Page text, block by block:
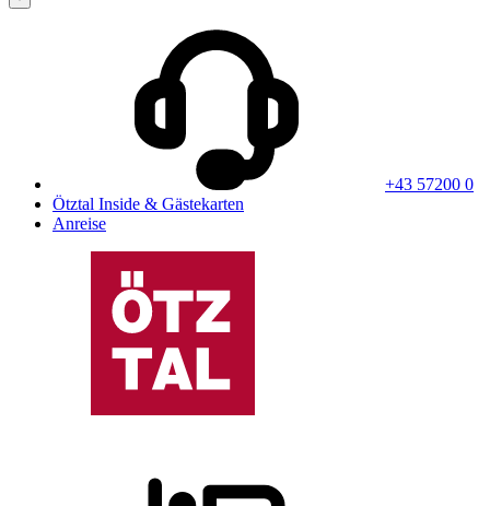
+43 57200 0
Ötztal Inside & Gästekarten
Anreise